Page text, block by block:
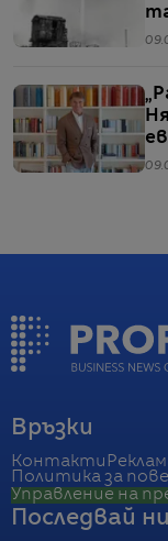
Връзки
Контакти
Политика за
Управление на
Последвай ни